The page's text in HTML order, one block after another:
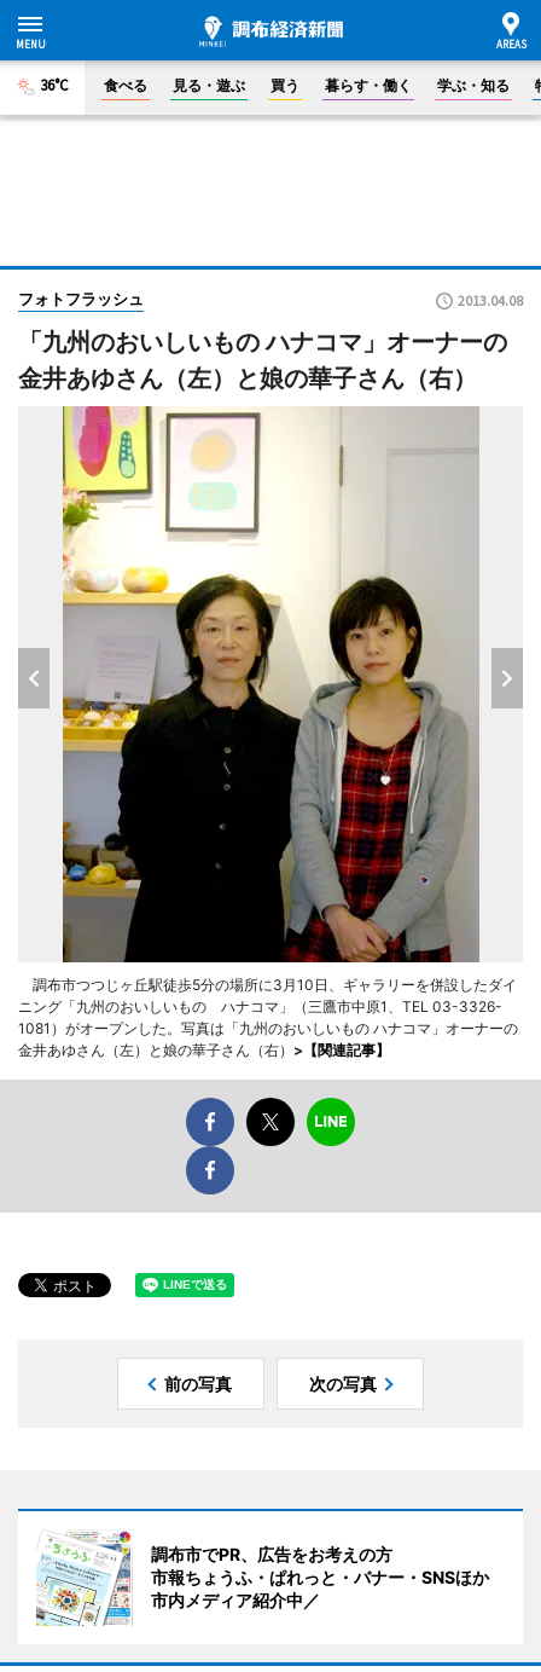
36°C 食べる 見る・遊ぶ 買う 暮らす・働く 学ぶ・知る
フォトフラッシュ 2013.04.08
「九州のおいしいもの ハナコマ」オーナーの
金井あゆさん（左）と娘の華子さん（右）
調布市つつじヶ丘駅徒歩5分の場所に3月10日、ギャラリーを併設したダイ
ニング「九州のおいしいもの ハナコマ」（三鷹市中原1、TEL 03-3326-
1081）がオープンした。写真は「九州のおいしいもの ハナコマ」オーナーの
金井あゆさん（左）と娘の華子さん（右） > 【関連記事】
前の写真 次の写真
調布市でPR、広告をお考えの方
市報ちょうふ・ぱれっと・バナー・SNSほか
市内メディア紹介中／